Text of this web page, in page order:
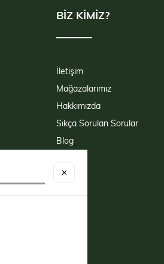
BİZ KİMİZ?
İletişim
Mağazalarımız
Hakkımızda
Sıkça Sorulan Sorular
Blog
✕